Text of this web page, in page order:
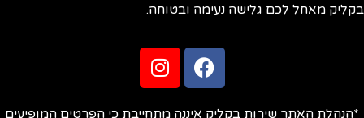
מאחל לכם גלישה נעימה ובטוחה.
האתר שירות בקליק איננה מתחייבת כי הפרטים המופיעים